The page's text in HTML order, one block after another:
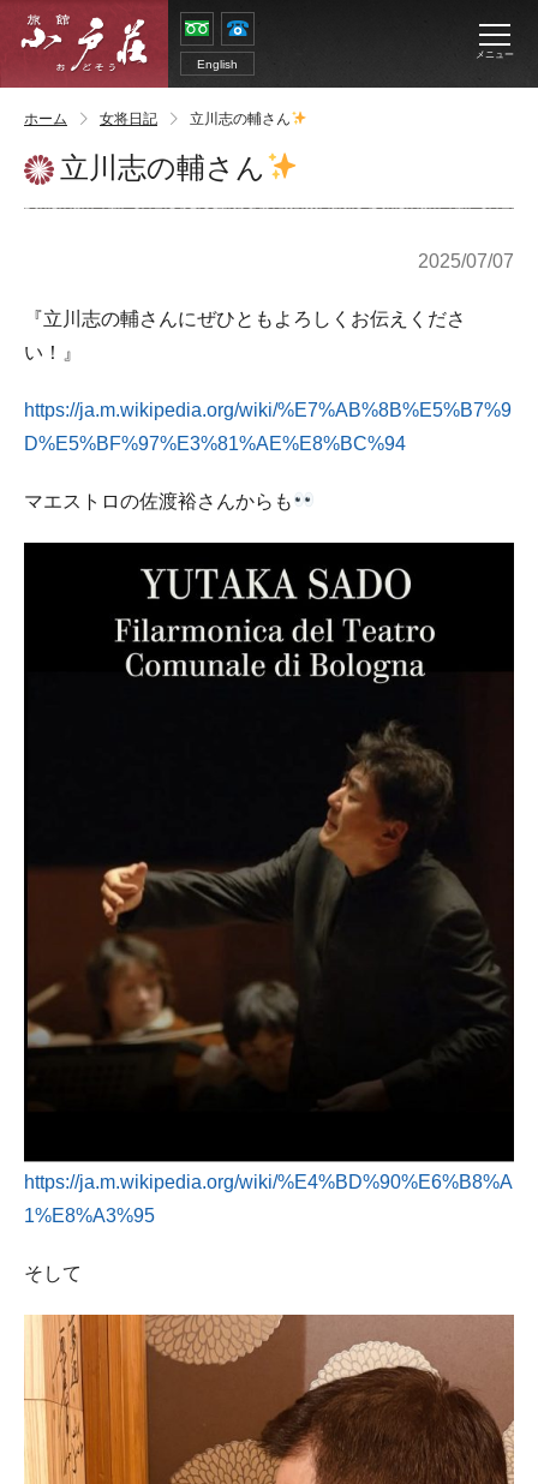
English
メニュー
ホーム 女将日記 立川志の輔さん
立川志の輔さん
2025/07/07
『立川志の輔さんにぜひともよろしくお伝えくださ
い！』
https://ja.m.wikipedia.org/wiki/%E7%AB%8B%E5%B7%9
D%E5%BF%97%E3%81%AE%E8%BC%94
マエストロの佐渡裕さんからも
https://ja.m.wikipedia.org/wiki/%E4%BD%90%E6%B8%A
1%E8%A3%95
そして